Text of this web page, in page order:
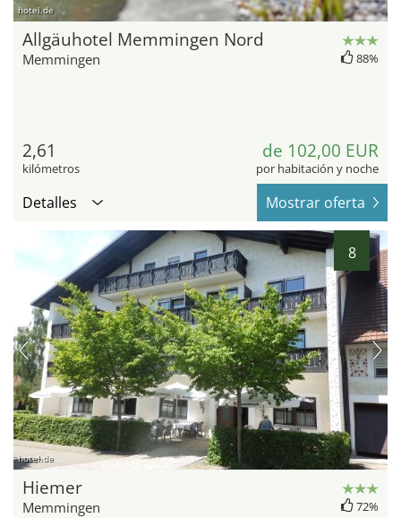
hotel.de
Allgäuhotel Memmingen Nord
Memmingen 88%
2,61
kilómetros
de 102,00 EUR
por habitación y noche
Detalles Mostrar oferta
8
hotel.de
Hiemer
Memmingen 72%